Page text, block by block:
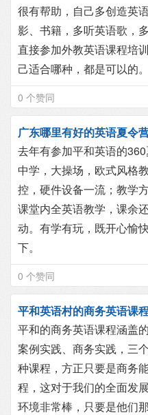
很有帮助，自己多创造英
影、书籍，多听英语歌，
直接参加外教英语课程培
己适合哪种，都是可以的。
0 个赞同
广东哪里有好的英语夏令
去年有参加平和英语的
中学，大操场，欧式风格
控，硬件设备一流；教学
课堂内全英语教学，课余
动。有学有玩，既开心愉
下。
0 个赞同
平和英语村的商务英语课
平和的商务英语课程涵盖
案例实践、商务实践，三
种课程，方正只要是商务
程，这对于我们的全面发
环境非常棒，只要是他们